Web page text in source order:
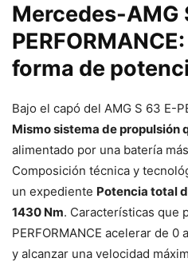
Mercedes-AMG
forma de
Bajo el capó del AMG S 63 E-
Mismo sistema de propulsión
alimentado por una batería
Composición técnica y
un expediente Potencia total
1430 Nm. Características que
PERFORMANCE acelerar de
y alcanzar una velocidad